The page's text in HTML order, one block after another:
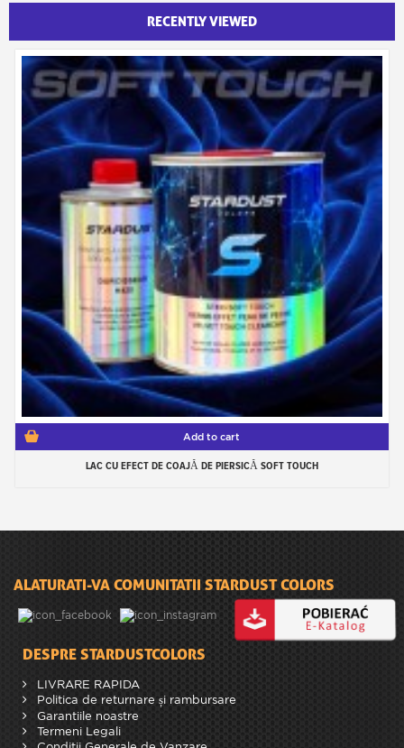
RECENTLY VIEWED
Add to cart
LAC CU EFECT DE COAJĂ DE PIERSICĂ SOFT TOUCH
ALATURATI-VA COMUNITATII STARDUST COLORS
DESPRE STARDUSTCOLORS
LIVRARE RAPIDA
Politica de returnare și rambursare
Garantiile noastre
Termeni Legali